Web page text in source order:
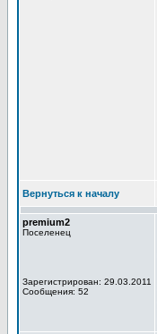
Вернуться к началу
premium2
Поселенец
Зарегистрирован: 29.03.2011
Сообщения: 52